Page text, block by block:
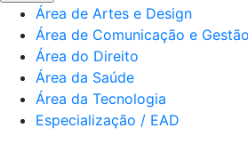
Área de Artes e Design
Área de Comunicação e Gestão
Área do Direito
Área da Saúde
Área da Tecnologia
Especialização / EAD